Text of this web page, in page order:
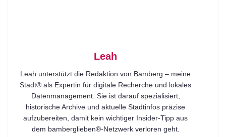
Leah
Leah unterstützt die Redaktion von Bamberg – meine
Stadt® als Expertin für digitale Recherche und lokales
Datenmanagement. Sie ist darauf spezialisiert,
historische Archive und aktuelle Stadtinfos präzise
aufzubereiten, damit kein wichtiger Insider-Tipp aus
dem bamberglieben®-Netzwerk verloren geht.